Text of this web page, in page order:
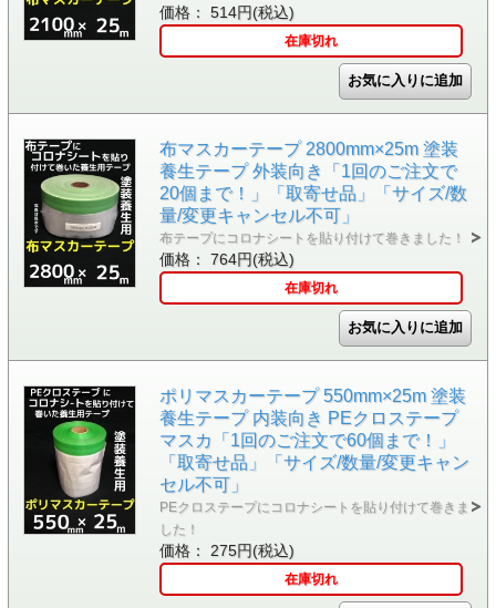
価格： 514円(税込)
在庫切れ
布マスカーテープ 2800mm×25m 塗装
養生テープ 外装向き「1回のご注文で
20個まで！」「取寄せ品」「サイズ/数
量/変更キャンセル不可」
布テープにコロナシートを貼り付けて巻きました！
価格： 764円(税込)
在庫切れ
ポリマスカーテープ 550mm×25m 塗装
養生テープ 内装向き PEクロステープ
マスカ「1回のご注文で60個まで！」
「取寄せ品」「サイズ/数量/変更キャン
セル不可」
PEクロステープにコロナシートを貼り付けて巻きま
した！
価格： 275円(税込)
在庫切れ